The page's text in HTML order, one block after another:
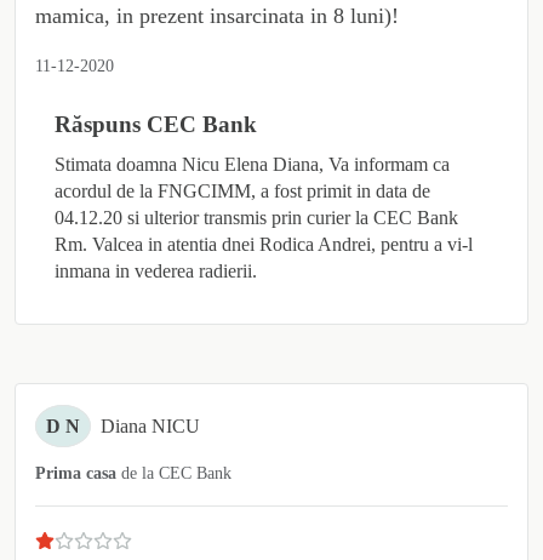
mamica, in prezent insarcinata in 8 luni)!
11-12-2020
Răspuns CEC Bank
Stimata doamna Nicu Elena Diana, Va informam ca
acordul de la FNGCIMM, a fost primit in data de
04.12.20 si ulterior transmis prin curier la CEC Bank
Rm. Valcea in atentia dnei Rodica Andrei, pentru a vi-l
inmana in vederea radierii.
D N Diana NICU
Prima casa de la CEC Bank